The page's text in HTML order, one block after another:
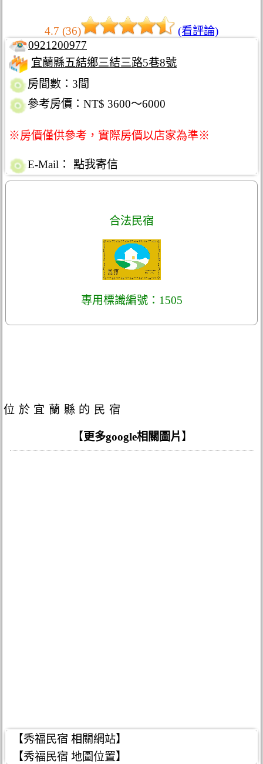
4.7 (36)
(看評論)
0921200977
宜蘭縣五結鄉三結三路5巷8號
房間數：3間
參考房價：NT$ 3600～6000
※房價僅供參考，實際房價以店家為準※
E-Mail： 點我寄信
合法民宿
專用標識編號：1505
位於宜蘭縣的民宿
【更多google相關圖片】
【秀福民宿 相關網站】
【秀福民宿 地圖位置】